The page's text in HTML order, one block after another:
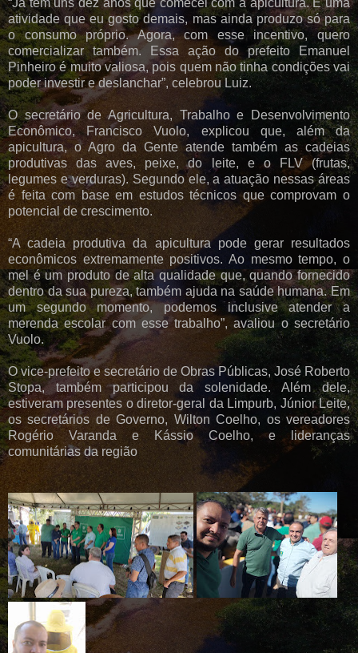
“Já tem uns dez anos que comecei com a apicultura. É uma
atividade que eu gosto demais, mas ainda produzo só para
o consumo próprio. Agora, com esse incentivo, quero
comercializar também. Essa ação do prefeito Emanuel
Pinheiro é muito valiosa, pois quem não tinha condições vai
poder investir e deslanchar”, celebrou Luiz.
O secretário de Agricultura, Trabalho e Desenvolvimento
Econômico, Francisco Vuolo, explicou que, além da
apicultura, o Agro da Gente atende também as cadeias
produtivas das aves, peixe, do leite, e o FLV (frutas,
legumes e verduras). Segundo ele, a atuação nessas áreas
é feita com base em estudos técnicos que comprovam o
potencial de crescimento.
“A cadeia produtiva da apicultura pode gerar resultados
econômicos extremamente positivos. Ao mesmo tempo, o
mel é um produto de alta qualidade que, quando fornecido
dentro da sua pureza, também ajuda na saúde humana. Em
um segundo momento, podemos inclusive atender a
merenda escolar com esse trabalho”, avaliou o secretário
Vuolo.
O vice-prefeito e secretário de Obras Públicas, José Roberto
Stopa, também participou da solenidade. Além dele,
estiveram presentes o diretor-geral da Limpurb, Júnior Leite,
os secretários de Governo, Wilton Coelho, os vereadores
Rogério Varanda e Kássio Coelho, e lideranças
comunitárias da região